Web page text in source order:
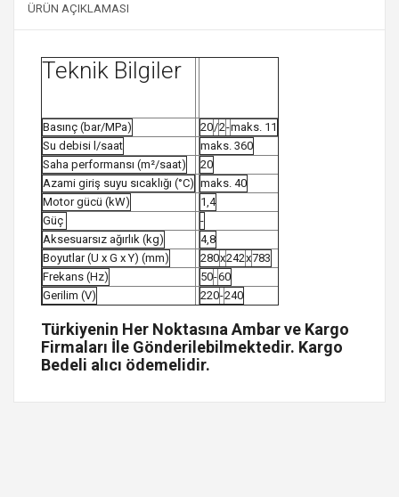
ÜRÜN AÇIKLAMASI
Teknik Bilgiler
Basınç (bar/MPa) 20/2-maks. 11
Su debisi l/saat
maks. 360
Saha performansı (m²/saat)
20
Azami giriş suyu sıcaklığı (°C) maks. 40
Motor gücü (kW)
1,4
Güç
-
Aksesuarsız ağırlık (kg)
4,8
Boyutlar (U x G x Y) (mm)
280x242x783
Frekans (Hz)
50-60
Gerilim (V)
220-240
Türkiyenin Her Noktasına Ambar ve Kargo
Firmaları İle Gönderilebilmektedir. Kargo
Bedeli alıcı ödemelidir.